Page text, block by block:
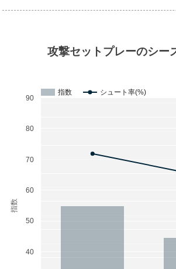
攻撃セットプレーのシー
指数 シュート率(%)
40
50
60
70
80
90
指数